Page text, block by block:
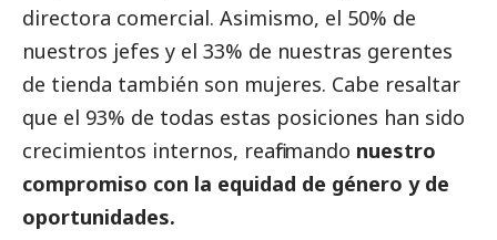
directora comercial. Asimismo, el 50% de
nuestros jefes y el 33% de nuestras gerentes
de tienda también son mujeres. Cabe resaltar
que el 93% de todas estas posiciones han sido
crecimientos internos, reafirmando nuestro
compromiso con la equidad de género y de
oportunidades.